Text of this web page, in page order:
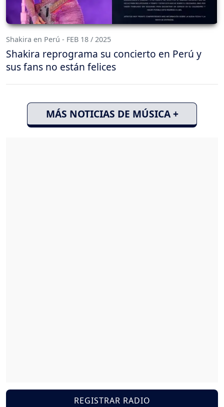
Shakira en Perú - FEB 18 / 2025
Shakira reprograma su concierto en Perú y
sus fans no están felices
MÁS NOTICIAS DE MÚSICA +
REGISTRAR RADIO